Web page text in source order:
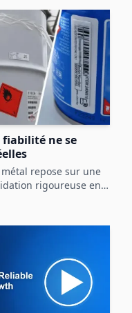
ne se
repose sur une
rigoureuse en
les contraintes